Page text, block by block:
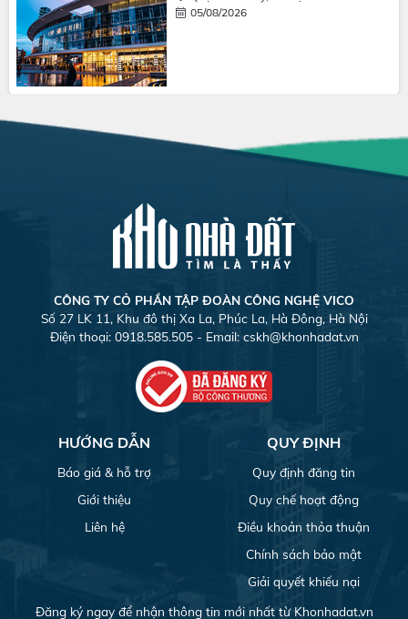
05/08/2026
CÔNG TY CỎ PHẦN TẬP ĐOÀN CÔNG NGHỆ VICO
Số 27 LK 11, Khu đô thị Xa La, Phúc La, Hà Đông, Hà Nội
Điện thoại: 0918.585.505 - Email: cskh@khonhadat.vn
HƯỚNG DẪN
Báo giá & hỗ trợ
Giới thiệu
Liên hệ
QUY ĐỊNH
Quy định đăng tin
Quy chế hoạt động
Điều khoản thỏa thuận
Chính sách bảo mật
Giải quyết khiếu nại
Đăng ký ngay để nhận thông tin mới nhất từ Khonhadat.vn